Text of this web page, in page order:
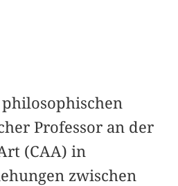
Professor an der
(CAA) in
zwischen